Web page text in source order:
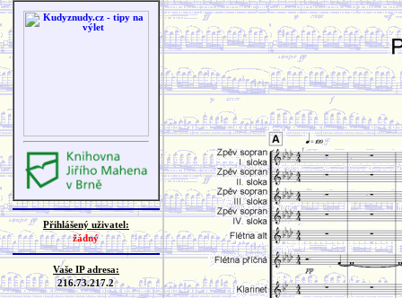
Přihlášený uživatel:
žádný
Vaše IP adresa:
216.73.217.2